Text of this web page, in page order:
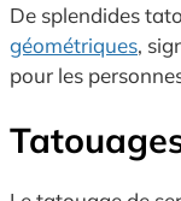
De splendides
géométriques,
pour les